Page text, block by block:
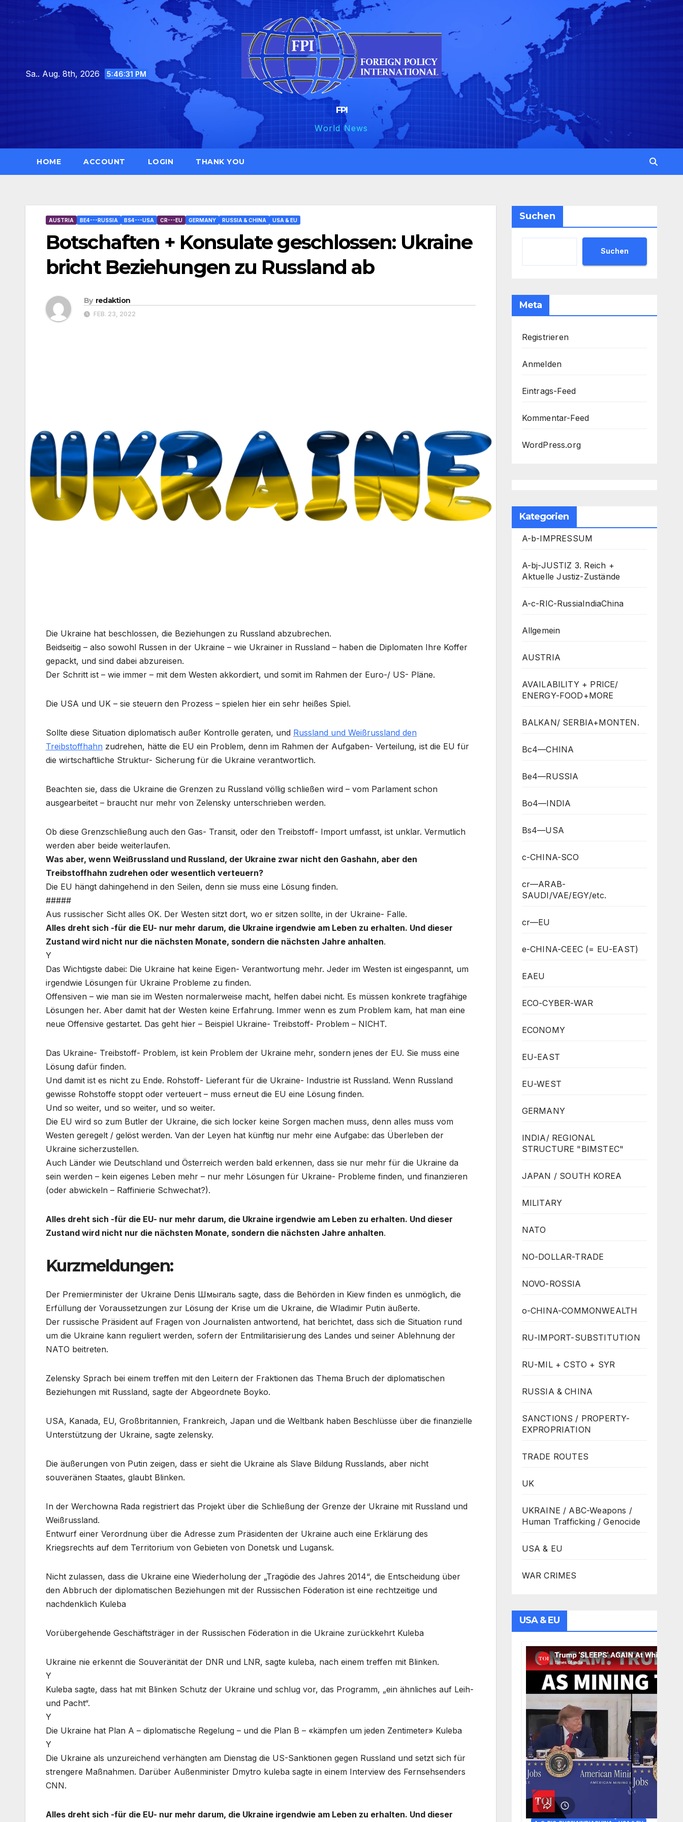
Sa.. Aug. 8th, 2026 5:46:32 PM
FPI
World News
HOME ACCOUNT LOGIN THANK YOU
AUSTRIA BE4---RUSSIA BS4---USA CR---EU GERMANY RUSSIA & CHINA USA & EU
Botschaften + Konsulate geschlossen: Ukraine
bricht Beziehungen zu Russland ab
By redaktion
FEB. 23, 2022
Die Ukraine hat beschlossen, die Beziehungen zu Russland abzubrechen.
Beidseitig – also sowohl Russen in der Ukraine – wie Ukrainer in Russland – haben die Diplomaten Ihre Koffer
gepackt, und sind dabei abzureisen.
Der Schritt ist – wie immer – mit dem Westen akkordiert, und somit im Rahmen der Euro-/ US- Pläne.
Die USA und UK – sie steuern den Prozess – spielen hier ein sehr heißes Spiel.
Sollte diese Situation diplomatisch außer Kontrolle geraten, und Russland und Weißrussland den
Treibstoffhahn zudrehen, hätte die EU ein Problem, denn im Rahmen der Aufgaben- Verteilung, ist die EU für
die wirtschaftliche Struktur- Sicherung für die Ukraine verantwortlich.
Beachten sie, dass die Ukraine die Grenzen zu Russland völlig schließen wird – vom Parlament schon
ausgearbeitet – braucht nur mehr von Zelensky unterschrieben werden.
Ob diese Grenzschließung auch den Gas- Transit, oder den Treibstoff- Import umfasst, ist unklar. Vermutlich
werden aber beide weiterlaufen.
Was aber, wenn Weißrussland und Russland, der Ukraine zwar nicht den Gashahn, aber den
Treibstoffhahn zudrehen oder wesentlich verteuern?
Die EU hängt dahingehend in den Seilen, denn sie muss eine Lösung finden.
#####
Aus russischer Sicht alles OK. Der Westen sitzt dort, wo er sitzen sollte, in der Ukraine- Falle.
Alles dreht sich -für die EU- nur mehr darum, die Ukraine irgendwie am Leben zu erhalten. Und dieser
Zustand wird nicht nur die nächsten Monate, sondern die nächsten Jahre anhalten.
Y
Das Wichtigste dabei: Die Ukraine hat keine Eigen- Verantwortung mehr. Jeder im Westen ist eingespannt, um
irgendwie Lösungen für Ukraine Probleme zu finden.
Offensiven – wie man sie im Westen normalerweise macht, helfen dabei nicht. Es müssen konkrete tragfähige
Lösungen her. Aber damit hat der Westen keine Erfahrung. Immer wenn es zum Problem kam, hat man eine
neue Offensive gestartet. Das geht hier – Beispiel Ukraine- Treibstoff- Problem – NICHT.
Das Ukraine- Treibstoff- Problem, ist kein Problem der Ukraine mehr, sondern jenes der EU. Sie muss eine
Lösung dafür finden.
Und damit ist es nicht zu Ende. Rohstoff- Lieferant für die Ukraine- Industrie ist Russland. Wenn Russland
gewisse Rohstoffe stoppt oder verteuert – muss erneut die EU eine Lösung finden.
Und so weiter, und so weiter, und so weiter.
Die EU wird so zum Butler der Ukraine, die sich locker keine Sorgen machen muss, denn alles muss vom
Westen geregelt / gelöst werden. Van der Leyen hat künftig nur mehr eine Aufgabe: das Überleben der
Ukraine sicherzustellen.
Auch Länder wie Deutschland und Österreich werden bald erkennen, dass sie nur mehr für die Ukraine da
sein werden – kein eigenes Leben mehr – nur mehr Lösungen für Ukraine- Probleme finden, und finanzieren
(oder abwickeln – Raffinierie Schwechat?).
Alles dreht sich -für die EU- nur mehr darum, die Ukraine irgendwie am Leben zu erhalten. Und dieser
Zustand wird nicht nur die nächsten Monate, sondern die nächsten Jahre anhalten.
Kurzmeldungen:
Der Premierminister der Ukraine Denis Шмыгаль sagte, dass die Behörden in Kiew finden es unmöglich, die
Erfüllung der Voraussetzungen zur Lösung der Krise um die Ukraine, die Wladimir Putin äußerte.
Der russische Präsident auf Fragen von Journalisten antwortend, hat berichtet, dass sich die Situation rund
um die Ukraine kann reguliert werden, sofern der Entmilitarisierung des Landes und seiner Ablehnung der
NATO beitreten.
Zelensky Sprach bei einem treffen mit den Leitern der Fraktionen das Thema Bruch der diplomatischen
Beziehungen mit Russland, sagte der Abgeordnete Boyko.
USA, Kanada, EU, Großbritannien, Frankreich, Japan und die Weltbank haben Beschlüsse über die finanzielle
Unterstützung der Ukraine, sagte zelensky.
Die äußerungen von Putin zeigen, dass er sieht die Ukraine als Slave Bildung Russlands, aber nicht
souveränen Staates, glaubt Blinken.
In der Werchowna Rada registriert das Projekt über die Schließung der Grenze der Ukraine mit Russland und
Weißrussland.
Entwurf einer Verordnung über die Adresse zum Präsidenten der Ukraine auch eine Erklärung des
Kriegsrechts auf dem Territorium von Gebieten von Donetsk und Lugansk.
Nicht zulassen, dass die Ukraine eine Wiederholung der „Tragödie des Jahres 2014“, die Entscheidung über
den Abbruch der diplomatischen Beziehungen mit der Russischen Föderation ist eine rechtzeitige und
nachdenklich Kuleba
Vorübergehende Geschäftsträger in der Russischen Föderation in die Ukraine zurückkehrt Kuleba
Ukraine nie erkennt die Souveränität der DNR und LNR, sagte kuleba, nach einem treffen mit Blinken.
Y
Kuleba sagte, dass hat mit Blinken Schutz der Ukraine und schlug vor, das Programm, „ein ähnliches auf Leih-
und Pacht“.
Y
Die Ukraine hat Plan A – diplomatische Regelung – und die Plan B – «kämpfen um jeden Zentimeter» Kuleba
Y
Die Ukraine als unzureichend verhängten am Dienstag die US-Sanktionen gegen Russland und setzt sich für
strengere Maßnahmen. Darüber Außenminister Dmytro kuleba sagte in einem Interview des Fernsehsenders
CNN.
Alles dreht sich -für die EU- nur mehr darum, die Ukraine irgendwie am Leben zu erhalten. Und dieser
Suchen
Suchen
Meta
Registrieren
Anmelden
Eintrags-Feed
Kommentar-Feed
WordPress.org
Kategorien
A-b-IMPRESSUM
A-bj-JUSTIZ 3. Reich +
Aktuelle Justiz-Zustände
A-c-RIC-RussiaIndiaChina
Allgemein
AUSTRIA
AVAILABILITY + PRICE/
ENERGY-FOOD+MORE
BALKAN/ SERBIA+MONTEN.
Bc4—CHINA
Be4—RUSSIA
Bo4—INDIA
Bs4—USA
c-CHINA-SCO
cr—ARAB-
SAUDI/VAE/EGY/etc.
cr—EU
e-CHINA-CEEC (= EU-EAST)
EAEU
ECO-CYBER-WAR
ECONOMY
EU-EAST
EU-WEST
GERMANY
INDIA/ REGIONAL
STRUCTURE "BIMSTEC"
JAPAN / SOUTH KOREA
MILITARY
NATO
NO-DOLLAR-TRADE
NOVO-ROSSIA
o-CHINA-COMMONWEALTH
RU-IMPORT-SUBSTITUTION
RU-MIL + CSTO + SYR
RUSSIA & CHINA
SANCTIONS / PROPERTY-
EXPROPRIATION
TRADE ROUTES
UK
UKRAINE / ABC-Weapons /
Human Trafficking / Genocide
USA & EU
WAR CRIMES
USA & EU